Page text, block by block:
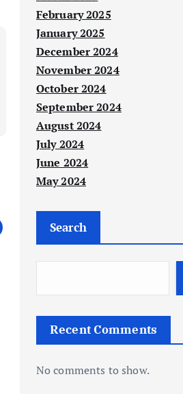
February 2025
January 2025
December 2024
November 2024
October 2024
September 2024
August 2024
July 2024
June 2024
May 2024
Search
Recent Comments
No comments to show.